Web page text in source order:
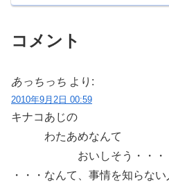
コメント
あっちっち より:
2010年9月2日 00:59
キナコあじの
わたあめなんて
おいしそう・・・
・・・なんて、事情を知らな